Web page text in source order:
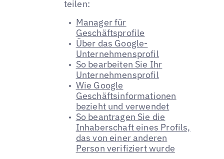
teilen:
Manager für
Geschäftsprofile
Über das Google-
Unternehmensprofil
So bearbeiten Sie Ihr
Unternehmensprofil
Wie Google
Geschäftsinformationen
bezieht und verwendet
So beantragen Sie die
Inhaberschaft eines Profils,
das von einer anderen
Person verifiziert wurde